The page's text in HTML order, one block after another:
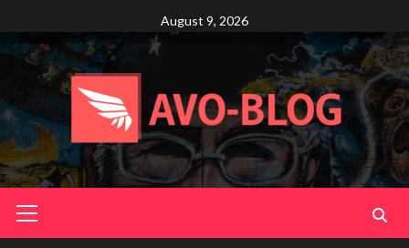
to
content
August 9, 2026
Menu